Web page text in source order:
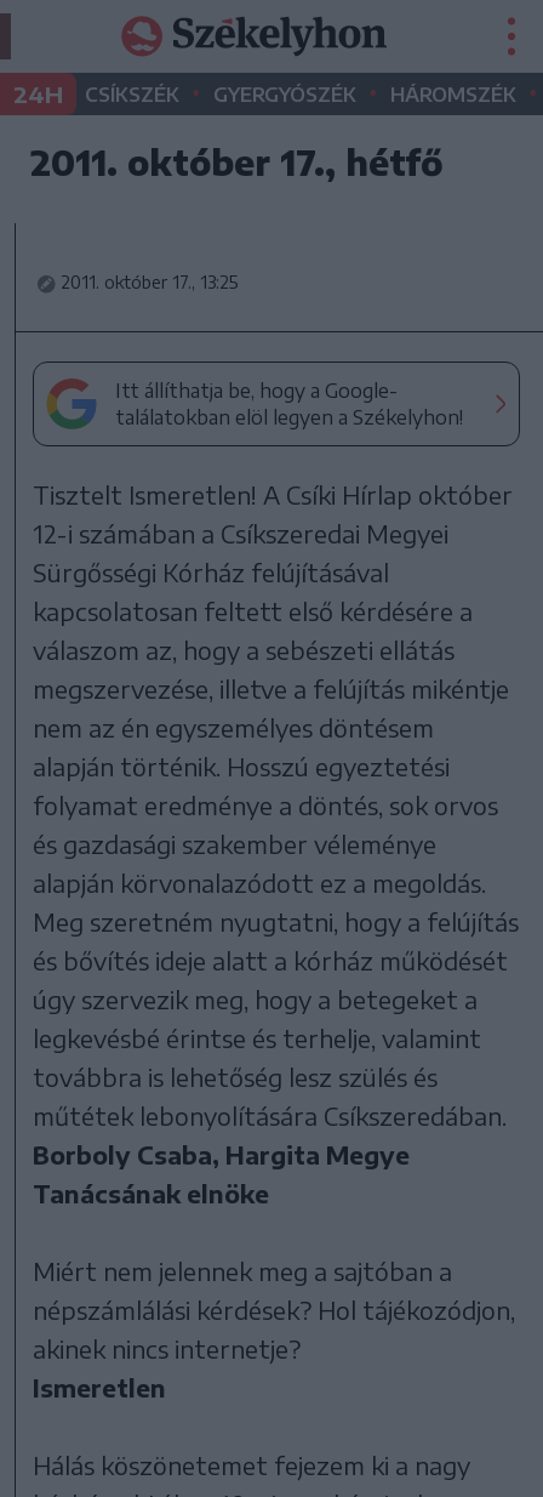
24H CSÍKSZÉK • GYERGYÓSZÉK • HÁROMSZÉK •
2011. október 17., hétfő
2011. október 17., 13:25
Itt állíthatja be, hogy a Google-
találatokban elöl legyen a Székelyhon!
Tisztelt Ismeretlen! A Csíki Hírlap október
12-i számában a Csíkszeredai Megyei
Sürgősségi Kórház felújításával
kapcsolatosan feltett első kérdésére a
válaszom az, hogy a sebészeti ellátás
megszervezése, illetve a felújítás mikéntje
nem az én egyszemélyes döntésem
alapján történik. Hosszú egyeztetési
folyamat eredménye a döntés, sok orvos
és gazdasági szakember véleménye
alapján körvonalazódott ez a megoldás.
Meg szeretném nyugtatni, hogy a felújítás
és bővítés ideje alatt a kórház működését
úgy szervezik meg, hogy a betegeket a
legkevésbé érintse és terhelje, valamint
továbbra is lehetőség lesz szülés és
műtétek lebonyolítására Csíkszeredában.
Borboly Csaba, Hargita Megye
Tanácsának elnöke
Miért nem jelennek meg a sajtóban a
népszámlálási kérdések? Hol tájékozódjon,
akinek nincs internetje?
Ismeretlen
Hálás köszönetemet fejezem ki a nagy